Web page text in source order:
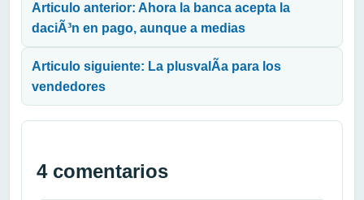
Articulo anterior: Ahora la banca acepta la
daciÃ³n en pago, aunque a medias
Articulo siguiente: La plusvalÃ­a para los
vendedores
4 comentarios